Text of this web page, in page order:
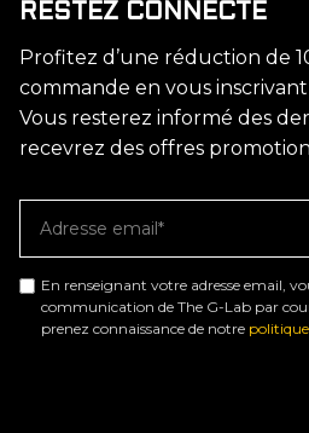
RESTEZ CONNECTÉ
Profitez d’une réduction de
commande en vous
Vous resterez informé des
recevrez des offres
En renseignant votre adresse email,
communication de The G-Lab par
prenez connaissance de notre